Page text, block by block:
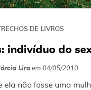
TRECHOS DE LIVROS
indivíduo do
Lira em04/05/2010
ela não fosse uma